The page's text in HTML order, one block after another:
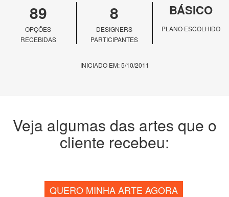
89
OPÇÕES
RECEBIDAS
8
DESIGNERS
PARTICIPANTES
BÁSICO
PLANO ESCOLHIDO
INICIADO EM: 5/10/2011
Veja algumas das artes que o
cliente recebeu:
QUERO MINHA ARTE AGORA